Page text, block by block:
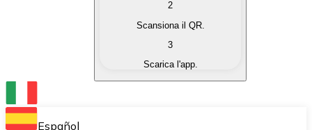
Converti le tue criptovalute in valuta fiat quando ne
Scambia una criptovaluta con un'altra
Conserva le tue cripto in un Wallet self-custodial.
2
Scansiona il QR.
3
Scarica l'app.
Español